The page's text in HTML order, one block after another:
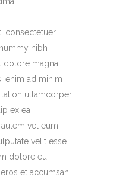
consectetuer
nibh
dolore magna
enim ad minim
ullamcorper
ex ea
vel eum
velit esse
dolore eu
et accumsan